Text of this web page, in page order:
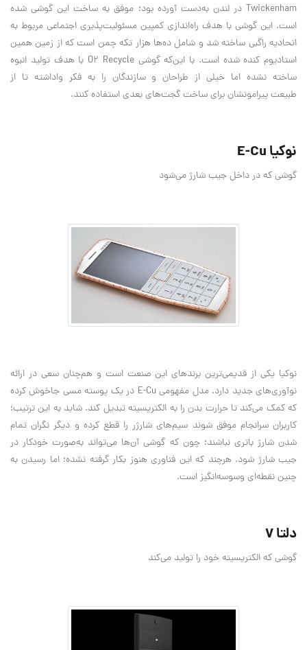
Twickenham در لندن به‌دست آورده بود؛ موفق به ساخت این گوشی شده
است. این گوشی با هدف راه‌اندازی کمپین مسئولیت‌پذیری اجتماعی مربوط به
اتحادیه راگبی ساخته شد و شامل ده‌ها هزار تکه چمن است که از زمین همین
استادیوم کنده شده است. با این‌که گوشی O2 Recycle با هدف تولید انبوه
ساخته نشده اما خیلی از طراحان و سازندگان را به فکر واداشته تا از
طبیعت پیرامونشان برای ساخت گجت‌های بعدی استفاده کنند.
نوکیا E-Cu
گوشی که در داخل جیب شارژ می‌شود
نوکیا یکی از قدیمی‌ترین برندهای این صنعت است و هم‌چنان سعی در ارائه
نوآوری‌های جدید دارد. مدل مفهومی E-Cu در یک پوسته مسی جاخوش کرده
که کمک می‌کند تا حرارت بدن را به الکتریسیته تبدیل کند. شاید به این ترتیب؛
کاربران سرانجام موفق شوند سیم‌های شارژر را قطع کرده و دیگر نگران تمام
شدن شارژ باتری نباشند؛ چون که گوشی آن‌ها می‌تواند به‌صورت خودکار در
جیب شارژ شود. هرچند که این فناوری هنوز بکار گرفته نشده؛ اما رسیدن به
چنین نقطه‌ای وسوسه‌انگیز است.
دلتا V
گوشی که الکتریسیته خود را تولید می‌کند